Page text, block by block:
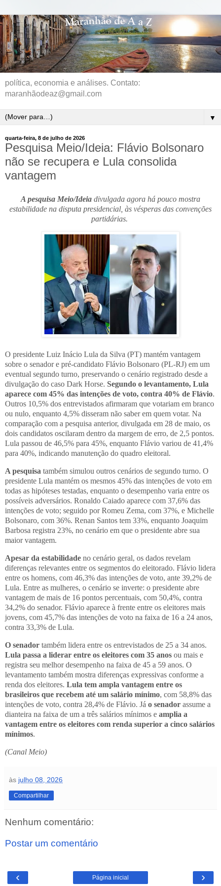
política, economia e análises. Contato:
maranhãodeaz@gmail.com
▼
quarta-feira, 8 de julho de 2026
Pesquisa Meio/Ideia: Flávio Bolsonaro
não se recupera e Lula consolida
vantagem
A pesquisa Meio/Ideia divulgada agora há pouco mostra
estabilidade na disputa presidencial, às vésperas das convenções
partidárias.
O presidente Luiz Inácio Lula da Silva (PT) mantém vantagem
sobre o senador e pré-candidato Flávio Bolsonaro (PL-RJ) em um
eventual segundo turno, preservando o cenário registrado desde a
divulgação do caso Dark Horse. Segundo o levantamento, Lula
aparece com 45% das intenções de voto, contra 40% de Flávio.
Outros 10,5% dos entrevistados afirmaram que votariam em branco
ou nulo, enquanto 4,5% disseram não saber em quem votar. Na
comparação com a pesquisa anterior, divulgada em 28 de maio, os
dois candidatos oscilaram dentro da margem de erro, de 2,5 pontos.
Lula passou de 46,5% para 45%, enquanto Flávio variou de 41,4%
para 40%, indicando manutenção do quadro eleitoral.
A pesquisa também simulou outros cenários de segundo turno. O
presidente Lula mantém os mesmos 45% das intenções de voto em
todas as hipóteses testadas, enquanto o desempenho varia entre os
possíveis adversários. Ronaldo Caiado aparece com 37,6% das
intenções de voto; seguido por Romeu Zema, com 37%, e Michelle
Bolsonaro, com 36%. Renan Santos tem 33%, enquanto Joaquim
Barbosa registra 23%, no cenário em que o presidente abre sua
maior vantagem.
Apesar da estabilidade no cenário geral, os dados revelam
diferenças relevantes entre os segmentos do eleitorado. Flávio lidera
entre os homens, com 46,3% das intenções de voto, ante 39,2% de
Lula. Entre as mulheres, o cenário se inverte: o presidente abre
vantagem de mais de 16 pontos percentuais, com 50,4%, contra
34,2% do senador. Flávio aparece à frente entre os eleitores mais
jovens, com 45,7% das intenções de voto na faixa de 16 a 24 anos,
contra 33,3% de Lula.
O senador também lidera entre os entrevistados de 25 a 34 anos.
Lula passa a liderar entre os eleitores com 35 anos ou mais e
registra seu melhor desempenho na faixa de 45 a 59 anos. O
levantamento também mostra diferenças expressivas conforme a
renda dos eleitores. Lula tem ampla vantagem entre os
brasileiros que recebem até um salário mínimo, com 58,8% das
intenções de voto, contra 28,4% de Flávio. Já o senador assume a
dianteira na faixa de um a três salários mínimos e amplia a
vantagem entre os eleitores com renda superior a cinco salários
mínimos.
(Canal Meio)
às julho 08, 2026
Compartilhar
Nenhum comentário:
Postar um comentário
‹ ›
Página inicial